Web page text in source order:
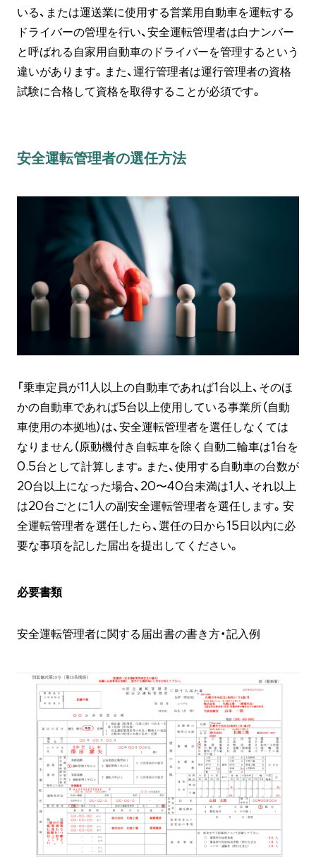
いる、または運送業に使用する営業用自動車を運転する
ドライバーの管理を行い、安全運転管理者は白ナンバー
と呼ばれる自家用自動車のドライバーを管理するという
違いがあります。また、運行管理者は運行管理者の資格
試験に合格して資格を取得することが必須です。
安全運転管理者の選任方法
「乗車定員が11人以上の自動車であれば1台以上、そのほ
かの自動車であれば5台以上使用している事業所（自動
車使用の本拠地）は、安全運転管理者を選任しなくては
なりません（原動機付き自転車を除く自動二輪車は1台を
0.5台として計算します。また、使用する自動車の台数が
20台以上になった場合、20〜40台未満は1人、それ以上
は20台ごとに1人の副安全運転管理者を選任します。安
全運転管理者を選任したら、選任の日から15日以内に必
要な事項を記した届出を提出してください。
必要書類
安全運転管理者に関する届出書の書き方・記入例